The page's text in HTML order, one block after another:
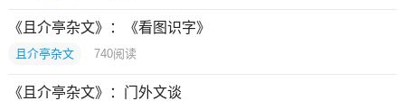
《且介亭杂文》：《看图识字》
且介亭杂文 740阅读
《且介亭杂文》：门外文谈